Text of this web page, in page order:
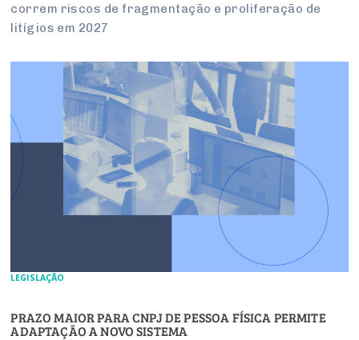
correm riscos de fragmentação e proliferação de
litígios em 2027
LEGISLAÇÃO
PRAZO MAIOR PARA CNPJ DE PESSOA FÍSICA PERMITE
ADAPTAÇÃO A NOVO SISTEMA